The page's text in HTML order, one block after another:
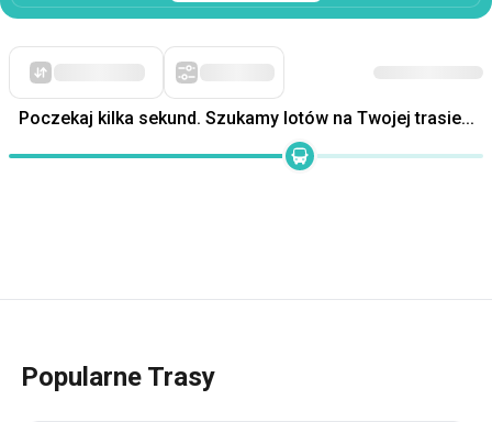
Poczekaj kilka sekund. Szukamy lotów na Twojej trasie...
Popularne Trasy